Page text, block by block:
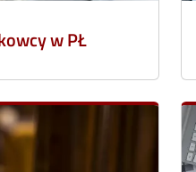
w PŁ